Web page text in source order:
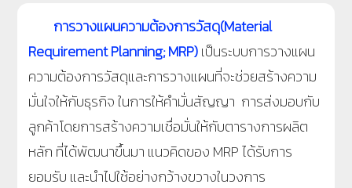
การวางแผนความต้องการวัสดุ(Material
Requirement Planning; MRP)เป็นระบบการวางแผน
ความต้องการวัสดุและการวางแผนที่จะช่วยสร้างความ
มั่นใจให้กับธุรกิจ ในการให้คำมั่นสัญญา การส่งมอบกับ
ลูกค้าโดยการสร้างความเชื่อมั่นให้กับตารางการผลิต
หลัก ที่ได้พัฒนาขึ้นมา แนวคิดของ MRP ได้รับการ
ยอมรับ และนำไปใช้อย่างกว้างขวางในวงการ